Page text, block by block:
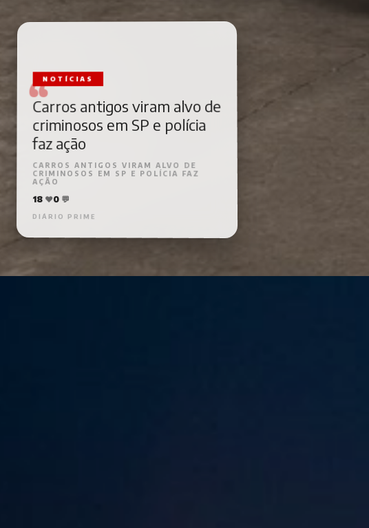
NOTÍCIAS
Carros antigos viram alvo de
criminosos em SP e polícia
faz ação
CRIMINOSOS EM SP E POLÍCIA FAZ
AÇÃO
18 ❤️ 0 💬